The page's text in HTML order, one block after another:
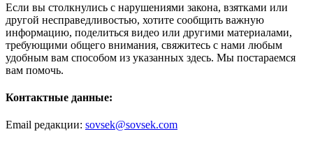
Если вы столкнулись с нарушениями закона, взятками или
другой несправедливостью, хотите сообщить важную
информацию, поделиться видео или другими материалами,
требующими общего внимания, свяжитесь с нами любым
удобным вам способом из указанных здесь. Мы постараемся
вам помочь.
Контактные данные:
Email редакции: sovsek@sovsek.com